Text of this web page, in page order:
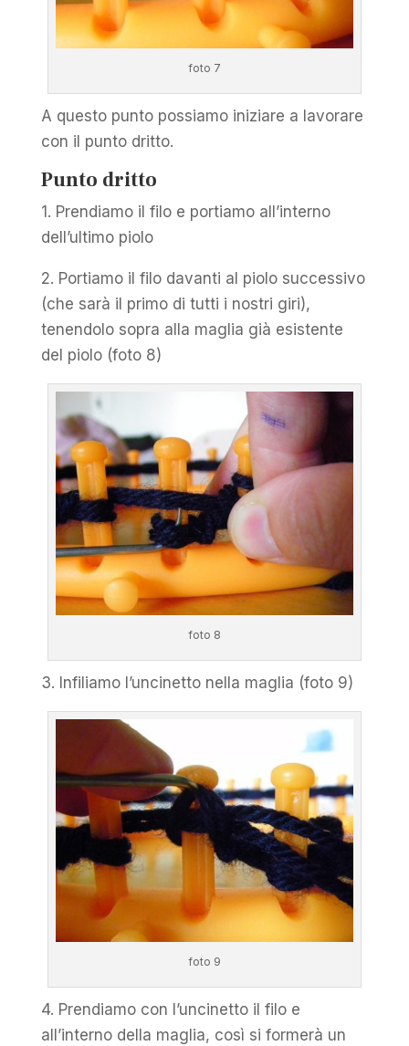
foto 7
A questo punto possiamo iniziare a lavorare
con il punto dritto.
Punto dritto
1. Prendiamo il filo e portiamo all’interno
dell’ultimo piolo
2. Portiamo il filo davanti al piolo successivo
(che sarà il primo di tutti i nostri giri),
tenendolo sopra alla maglia già esistente
del piolo (foto 8)
foto 8
3. Infiliamo l’uncinetto nella maglia (foto 9)
foto 9
4. Prendiamo con l’uncinetto il filo e
all’interno della maglia, così si formerà un